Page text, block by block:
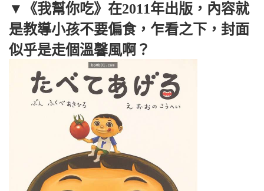
▼《我幫你吃》在2011年出版，內容就
是教導小孩不要偏食，乍看之下，封面
似乎是走個溫馨風啊？